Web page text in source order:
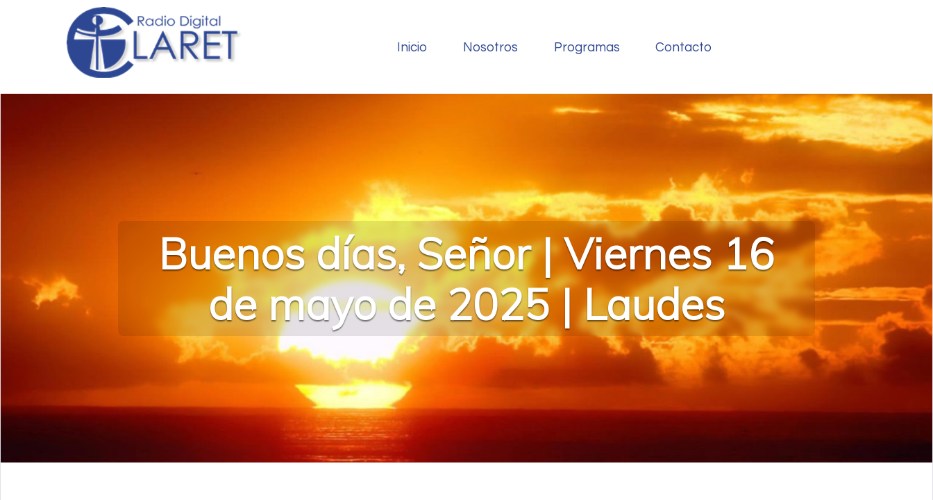
Inicio Nosotros Programas Contacto
Buenos días, Señor | Viernes 16
de mayo de 2025 | Laudes